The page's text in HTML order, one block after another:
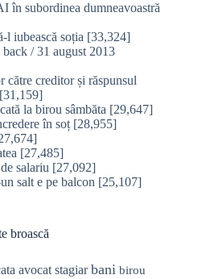
în subordinea dumneavoastră
l iubească soția [33,324]
/ 31 august 2013
către creditor și răspunsul
[31,159]
la birou sâmbăta [29,647]
în soț [28,955]
[27,485]
salariu [27,092]
salt e pe balcon [25,107]
broască
avocat stagiar bani birou